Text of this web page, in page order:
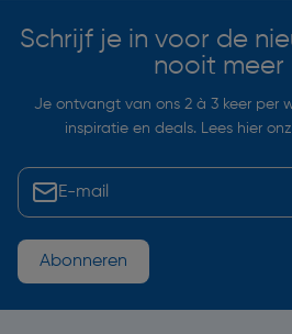
Schrijf je in voor de
nooit meer
Je ontvangt van ons 2 à 3 keer per
inspiratie en deals. Lees hier
Abonneren